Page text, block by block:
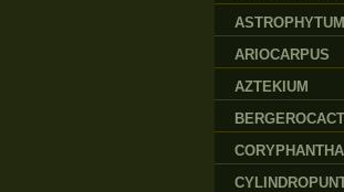
ASTROPHYTUM
ARIOCARPUS
AZTEKIUM
CORYPHANTHA